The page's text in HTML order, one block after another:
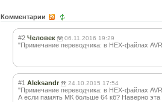
Комментарии
#2 Человек 06.11.2016 19:29
"Примечание переводчика: в HEX-файлах
#1 Aleksandr 24.10.2015 17:54
"Примечание переводчика: в HEX-файлах
А если память МК больше 64 кб? Наверно эта